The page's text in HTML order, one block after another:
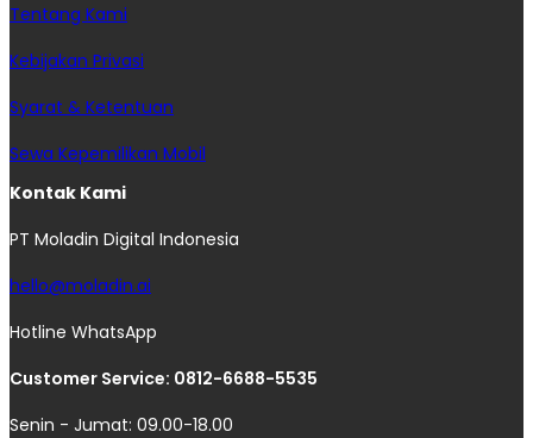
Tentang Kami
Kebijakan Privasi
Syarat & Ketentuan
Sewa Kepemilikan Mobil
Kontak Kami
PT Moladin Digital Indonesia
hello@moladin.ai
Hotline WhatsApp
Customer Service: 0812-6688-5535
Senin - Jumat: 09.00-18.00